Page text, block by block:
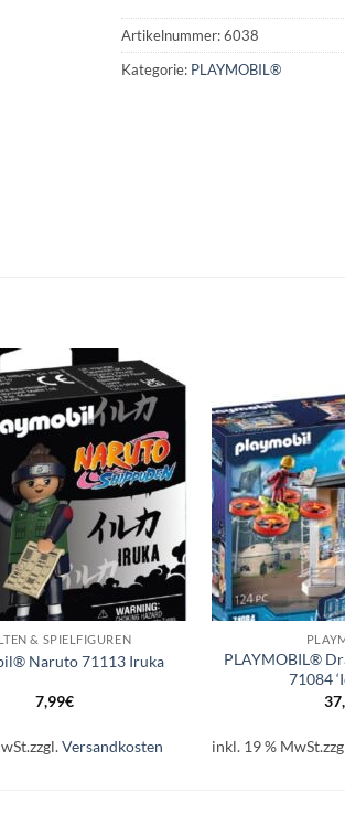
Artikelnummer:6038
Kategorie: PLAYMOBIL®
Auf die
Wunschliste
& SPIELFIGUREN
Naruto 71113 Iruka
7,99€
zzgl.Versandkosten
+
PLAYMOBIL®
71084
inkl. 19 % MwSt.